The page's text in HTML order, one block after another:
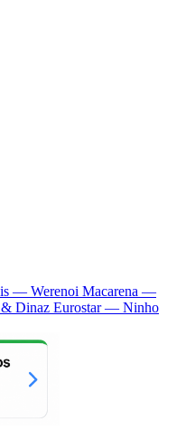
— Werenoi Macarena —
Dinaz Eurostar — Ninho